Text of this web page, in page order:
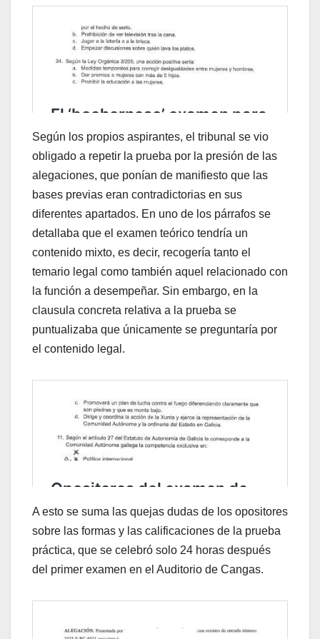
Según los propios aspirantes, el tribunal se vio
obligado a repetir la prueba por la presión de las
alegaciones, que ponían de manifiesto que las
bases previas eran contradictorias en sus
diferentes apartados. En uno de los párrafos se
detallaba que el examen teórico tendría un
contenido mixto, es decir, recogería tanto el
temario legal como también aquel relacionado con
la función a desempeñar. Sin embargo, en la
clausula concreta relativa a la prueba se
puntualizaba que únicamente se preguntaría por
el contenido legal.
A esto se suma las quejas dudas de los opositores
sobre las formas y las calificaciones de la prueba
práctica, que se celebró solo 24 horas después
del primer examen en el Auditorio de Cangas.